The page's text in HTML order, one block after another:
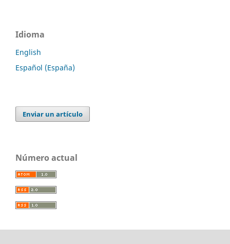
Idioma
English
Español (España)
Enviar un artículo
Número actual